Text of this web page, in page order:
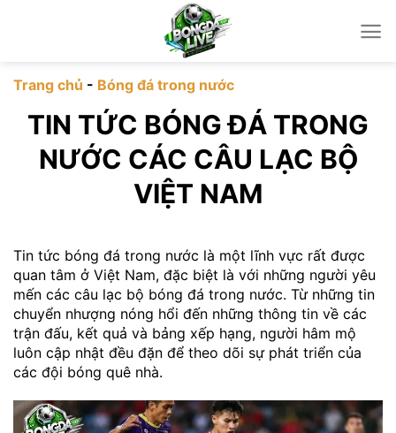
dungTrang chủ - Bóng đá trong nước
TIN TỨC BÓNG ĐÁ TRONG
NƯỚC CÁC CÂU LẠC BỘ
VIỆT NAM
Tin tức bóng đá trong nước là một lĩnh vực rất được
quan tâm ở Việt Nam, đặc biệt là với những người yêu
mến các câu lạc bộ bóng đá trong nước. Từ những tin
chuyển nhượng nóng hổi đến những thông tin về các
trận đấu, kết quả và bảng xếp hạng, người hâm mộ
luôn cập nhật đều đặn để theo dõi sự phát triển của
các đội bóng quê nhà.